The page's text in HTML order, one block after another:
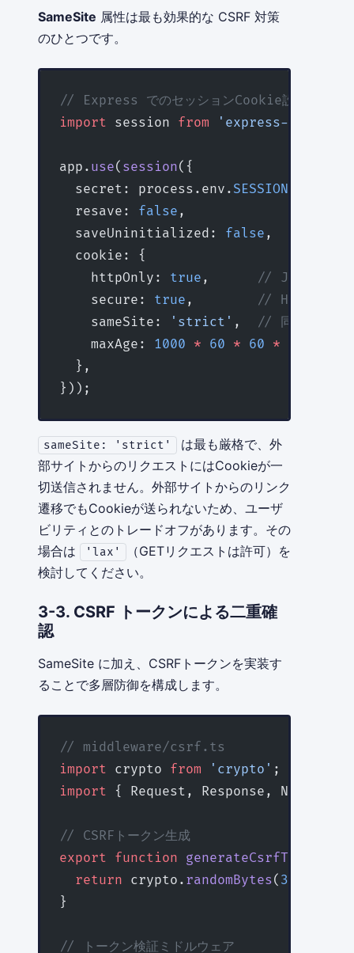
SameSite 属性は最も効果的な CSRF 対策
のひとつです。
// Express でのセッションCookie設定
import session from 'express-session'
app. use( session({
  secret: process.env.
SESSION_SECRET
  resave:
false ,
  saveUninitialized:
false ,
  cookie: {
    httpOnly:
true , // JavaScript
    secure:
true , // HTTPS のみ
    sameSite:
'strict' , // 同一サイト
    maxAge:
1000 * 60 * 60 *
  },
}));
sameSite: 'strict'
は最も厳格で、外
部サイトからのリクエストにはCookieが一
切送信されません。外部サイトからのリンク
遷移でもCookieが送られないため、ユーザ
ビリティとのトレードオフがあります。その
場合は
'lax'
（GETリクエストは許可）を
検討してください。
3-3. CSRF トークンによる二重確
認
SameSite に加え、CSRFトークンを実装す
ることで多層防御を構成します。
// middleware/csrf.ts
import crypto from 'crypto' ;
import { Request, Response,
// CSRFトークン生成
export function generateCsrfToken
  return
crypto. randomBytes( 32
}
// トークン検証ミドルウェア